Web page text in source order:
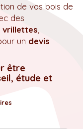
de vos bois de
des
vrillettes
un devis
être
étude et